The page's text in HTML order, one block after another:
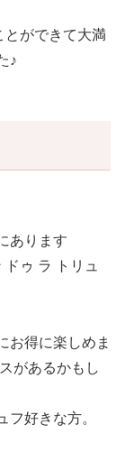
ができて大満
♪
あります
ゥ ラ トリュ
お得に楽しめま
があるかもし
好きな方。